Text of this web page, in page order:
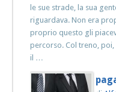
le sue strade, la sua
riguardava. Non era
proprio questo gli
percorso. Col treno,
il …